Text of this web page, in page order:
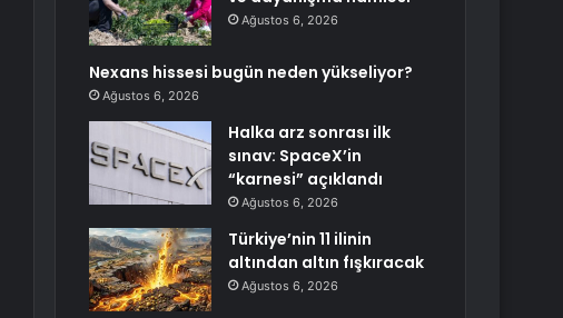
Ağustos 6, 2026
Nexans hissesi bugün neden yükseliyor?
Ağustos 6, 2026
Halka arz sonrası ilk
sınav: SpaceX’in
“karnesi” açıklandı
Ağustos 6, 2026
Türkiye’nin 11 ilinin
altından altın fışkıracak
Ağustos 6, 2026